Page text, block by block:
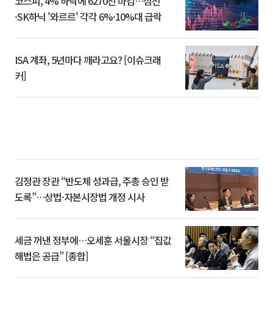
·SK하닉 '와르르' 각각 6%·10%대 급락
ISA 계좌, 5년마다 깨라고요? [이슈크래
커]
김정관 장관 “반도체 성과급, 주총 승인 받
도록”…상법·자본시장법 개정 시사
세금 꺼낸 정부에…오세훈 서울시장 “집값
해법은 공급” [종합]